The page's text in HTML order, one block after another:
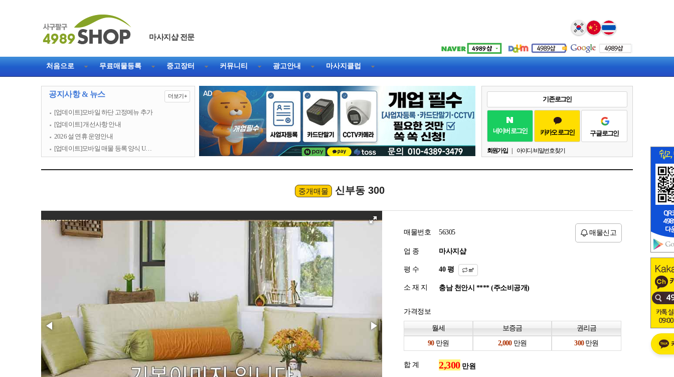
Select Language ▼
마사지샵 전문
처음으로 무료매물등록 중고장터 커뮤니티 광고안내 마사지클럽
공지사항 & 뉴스 더보기+
[업데이트]모바일 하단 고정메뉴 추가
[업데이트] 개선사항 안내
2026 설 연휴 운영안내
[업데이트]모바일 매물 등록 양식 U…
기존 로그인
네이버 로그인 카카오 로그인 구글 로그인
회원가입 아이디 / 비밀번호 찾기
중개매물 신부동 300
매물번호 56305 매물신고
업 종 마사지샵
평 수 평 ㎡
소 재 지 충남 천안시 **** (주소비공개)
가격정보
월세 보증금
권리금
만원
만원 만원
합 계 만원